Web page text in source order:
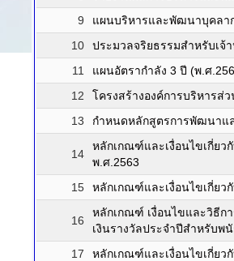
9
แผนบริหารและพัฒนาบุคลา
10
ประมวลจริยธรรมสำหรับเจ้
11
แผนอัตรากำลัง 3 ปี (พ.ศ
12
โครงสร้างองค์การบริหารส่
13
กำหนดหลักสูตรการพัฒนาแ
14
หลักเกณฑ์และเงื่อนไขเกี่ยว
พ.ศ.2563
15
หลักเกณฑ์และเงื่อนไขเกี่ยว
16
หลักเกณฑ์ เงื่อนไขและวิธีก
เงินรางวัลประจำปีสำหรับพ
17
หลักเกณฑ์และเงื่อนไขเกี่ยว